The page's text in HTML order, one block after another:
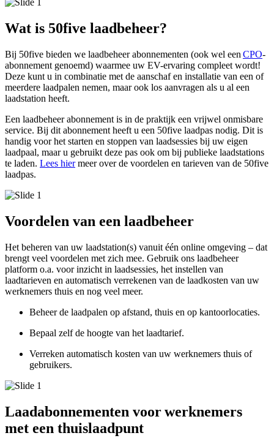
Wat is 50five laadbeheer?
Bij 50five bieden we laadbeheer abonnementen (ook wel een CPO-
abonnement genoemd) waarmee uw EV-ervaring compleet wordt!
Deze kunt u in combinatie met de aanschaf en installatie van een of
meerdere laadpalen nemen, maar ook los aanvragen als u al een
laadstation heeft.
Een laadbeheer abonnement is in de praktijk een vrijwel onmisbare
service. Bij dit abonnement heeft u een 50five laadpas nodig. Dit is
handig voor het starten en stoppen van laadsessies bij uw eigen
laadpaal, maar u gebruikt deze pas ook om bij publieke laadstations
te laden. Lees hiermeer over de voordelen en tarieven van de 50five
laadpas.
Voordelen van een laadbeheer
Het beheren van uw laadstation(s) vanuit één online omgeving – dat
brengt veel voordelen met zich mee. Gebruik ons laadbeheer
platform o.a. voor inzicht in laadsessies, het instellen van
laadtarieven en automatisch verrekenen van de laadkosten van uw
werknemers thuis en nog veel meer.
Beheer de laadpalen op afstand, thuis en op kantoorlocaties.
Bepaal zelf de hoogte van het laadtarief.
Verreken automatisch kosten van uw werknemers thuis of
gebruikers.
Laadabonnementen voor werknemers
met een thuislaadpunt